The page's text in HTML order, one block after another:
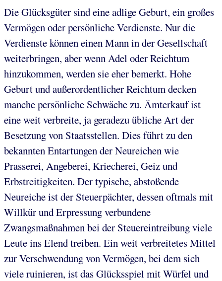
Die Glücksgüter sind eine adlige Geburt, ein großes
Vermögen oder persönliche Verdienste. Nur die
Verdienste können einen Mann in der Gesellschaft
weiterbringen, aber wenn Adel oder Reichtum
hinzukommen, werden sie eher bemerkt. Hohe
Geburt und außerordentlicher Reichtum decken
manche persönliche Schwäche zu. Ämterkauf ist
eine weit verbreite, ja geradezu übliche Art der
Besetzung von Staatsstellen. Dies führt zu den
bekannten Entartungen der Neureichen wie
Prasserei, Angeberei, Kriecherei, Geiz und
Erbstreitigkeiten. Der typische, abstoßende
Neureiche ist der Steuerpächter, dessen oftmals mit
Willkür und Erpressung verbundene
Zwangsmaßnahmen bei der Steuereintreibung viele
Leute ins Elend treiben. Ein weit verbreitetes Mittel
zur Verschwendung von Vermögen, bei dem sich
viele ruinieren, ist das Glücksspiel mit Würfel und